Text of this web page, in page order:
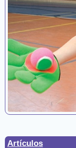
Artículos